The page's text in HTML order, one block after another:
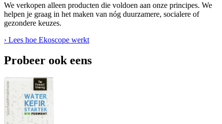
We verkopen alleen producten die voldoen aan onze principes. We
helpen je graag in het maken van nóg duurzamere, socialere of
gezondere keuzes.
› Lees hoe Ekoscope werkt
Probeer ook eens